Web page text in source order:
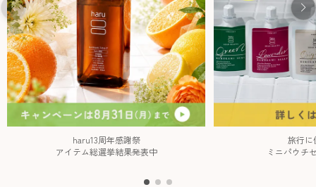
haru13周年感謝祭
アイテム総選挙結果発表中
旅行に
ミニパウチ